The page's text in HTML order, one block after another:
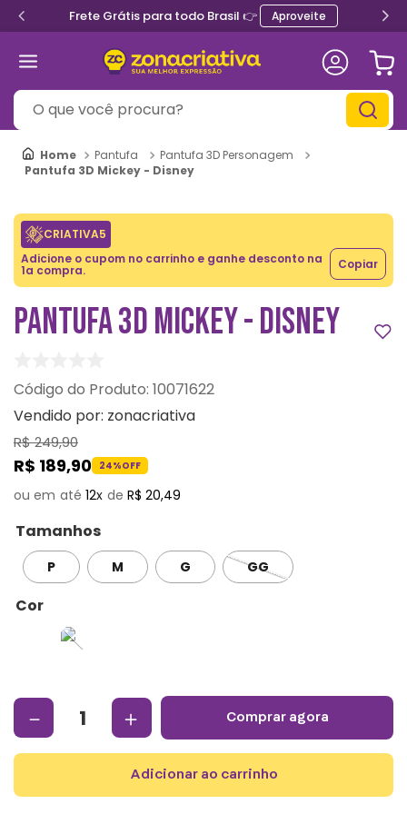
Frete Grátis para todo Brasil 👉 Aproveite
O que você procura?
Pantufa
Pantufa 3D Personagem
Pantufa 3D Mickey - Disney
CRIATIVA5
Adicione o cupom no carrinho e ganhe desconto na
1a compra. Copiar
PANTUFA 3D MICKEY - DISNEY
: 10071622
Vendido por: zonacriativa
R$249,90
R$ 189,90 24%OFF
12 R$ 20,49
Tamanhos
P M G GG
Cor
＋
－ comprar agora
adicionar ao carrinho